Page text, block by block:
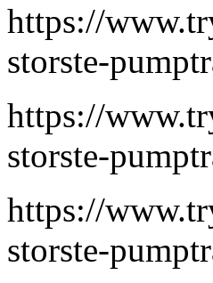
https://
storste-
https://
storste-
https://
storste-